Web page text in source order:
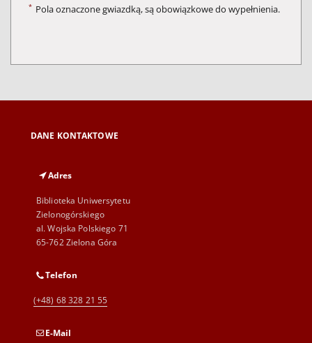
* Pola oznaczone gwiazdką, są obowiązkowe do wypełnienia.
DANE KONTAKTOWE
Adres
Biblioteka Uniwersytetu
Zielonogórskiego
al. Wojska Polskiego 71
65-762 Zielona Góra
Telefon
(+48) 68 328 21 55
E-Mail